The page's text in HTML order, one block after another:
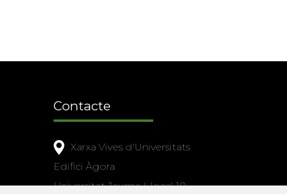
Contacte
Xarxa Vives d'Universitats
Edifici Àgora
Universitat Jaume I, local 10